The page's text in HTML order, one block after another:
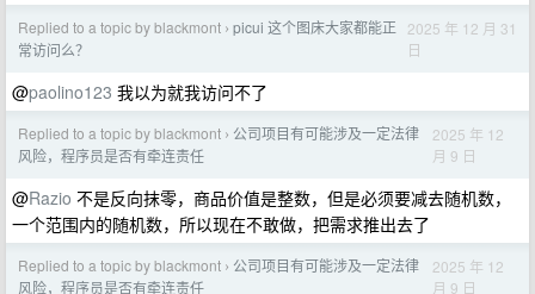
Replied to a topic by blackmont › picui 这个图床大家都能正
常访问么？
2025 年 12 月 31
日
@paolino123 我以为就我访问不了
Replied to a topic by blackmont › 公司项目有可能涉及一定法律
风险，程序员是否有牵连责任
2025 年 12
月 9 日
@Razio 不是反向抹零，商品价值是整数，但是必须要减去随机数，
一个范围内的随机数，所以现在不敢做，把需求推出去了
Replied to a topic by blackmont › 公司项目有可能涉及一定法律
风险，程序员是否有牵连责任
2025 年 12
月 9 日